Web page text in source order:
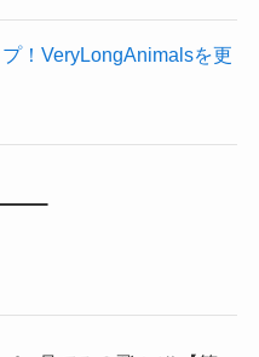
！VeryLongAnimalsを更